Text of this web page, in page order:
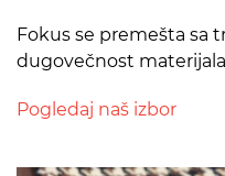
Fokus se premešta sa
dugovečnost
Pogledaj naš izbor